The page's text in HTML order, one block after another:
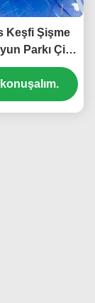
Keşfi Şişme
Parkı Çift
PVC